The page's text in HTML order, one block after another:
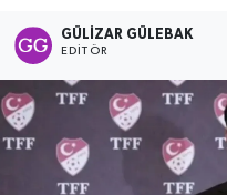
GÜLIZAR GÜLEBAK
EDITÖR